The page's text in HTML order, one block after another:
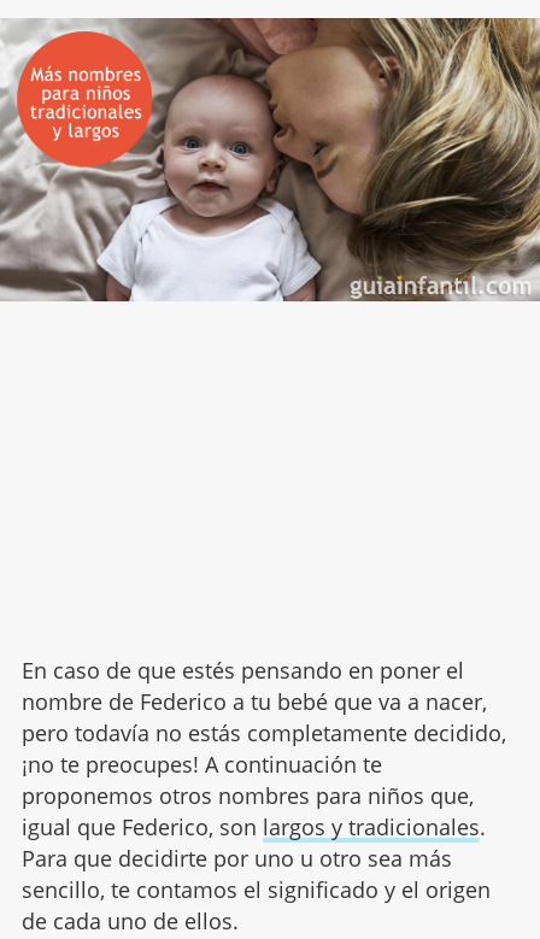
En caso de que estés pensando en poner el
nombre de Federico a tu bebé que va a nacer,
pero todavía no estás completamente decidido,
¡no te preocupes! A continuación te
proponemos otros nombres para niños que,
igual que Federico, son largos y tradicionales.
Para que decidirte por uno u otro sea más
sencillo, te contamos el significado y el origen
de cada uno de ellos.